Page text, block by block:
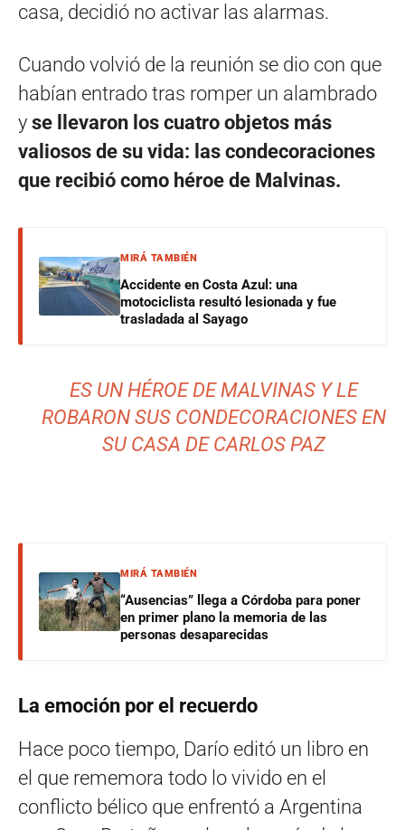
casa, decidió no activar las alarmas.
Cuando volvió de la reunión se dio con que
habían entrado tras romper un alambrado
y se llevaron los cuatro objetos más
valiosos de su vida: las condecoraciones
que recibió como héroe de Malvinas.
MIRÁ TAMBIÉN
Accidente en Costa Azul: una
motociclista resultó lesionada y fue
trasladada al Sayago
ES UN HÉROE DE MALVINAS Y LE
ROBARON SUS CONDECORACIONES EN
SU CASA DE CARLOS PAZ
MIRÁ TAMBIÉN
“Ausencias” llega a Córdoba para poner
en primer plano la memoria de las
personas desaparecidas
La emoción por el recuerdo
Hace poco tiempo, Darío editó un libro en
el que rememora todo lo vivido en el
conflicto bélico que enfrentó a Argentina